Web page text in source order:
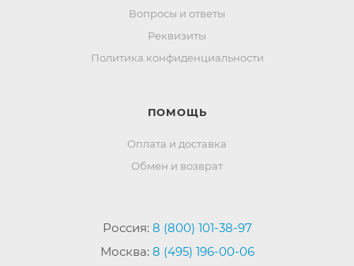
Вопросы и ответы
Реквизиты
Политика конфиденциальности
ПОМОЩЬ
Оплата и доставка
Обмен и возврат
Россия: 8 (800) 101-38-97
Москва: 8 (495) 196-00-06